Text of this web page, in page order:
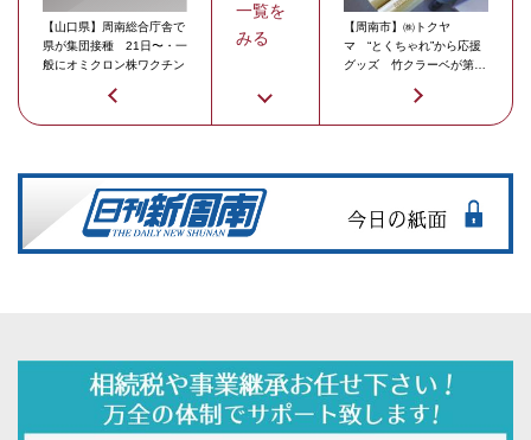
【山口県】周南総合庁舎で
県が集団接種 21日〜・一
般にオミクロン株ワクチン
一覧を
みる
【周南市】㈱トクヤ
マ “とくちゃれ”から応援
グッズ 竹クラーベが第1